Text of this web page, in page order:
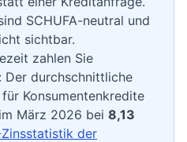
SCHUFA-neutral und
sichtbar.
zahlen Sie
Der durchschnittliche
Konsumentenkredite
März 2026 bei 8,13
Zinsstatistik der